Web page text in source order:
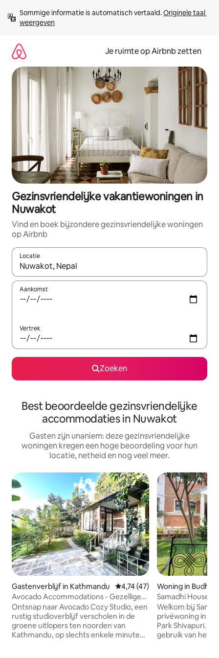
direct
naar
Sommige informatie is automatisch vertaald. Originele taal
weergeven
Je ruimte op Airbnb zetten
Gezinsvriendelijke vakantiewoningen in
Nuwakot
Vind en boek bijzondere gezinsvriendelijke woningen
op Airbnb
Locatie
Wanneer er suggesties beschikbaar zijn, maak je een keuze
Aankomst
Vertrek
Zoeken
Best beoordeelde gezinsvriendelijke
accommodaties in Nuwakot
Gasten zijn unaniem: deze gezinsvriendelijke
woningen kregen een hoge beoordeling voor hun
locatie, netheid en nog veel meer.
Gastenverblijf in Kathmandu Gemiddelde beoordeling van
4,74 (47)
Avocado Accommodations - Gezellige
studio (kinderbed 3)
Ontsnap naar Avocado Cozy Studio, een
rustig studioverblijf verscholen in de
groene uitlopers ten noorden van
Kathmandu, op slechts enkele minuten
Woning in
Samadhi House |
van Shivapuri
Welkom bij
privéwoning in
Park Shivapuri.
gebruik van het